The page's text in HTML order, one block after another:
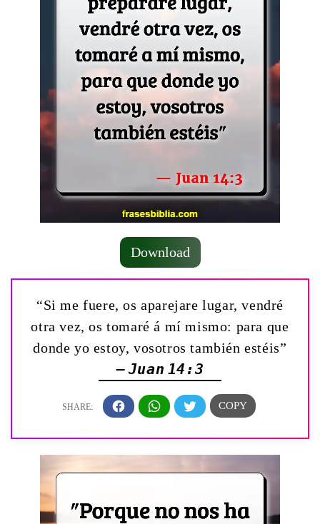
Download
“Si me fuere, os aparejare lugar, vendré
otra vez, os tomaré á mí mismo: para que
donde yo estoy, vosotros también estéis”
— Juan 14:3